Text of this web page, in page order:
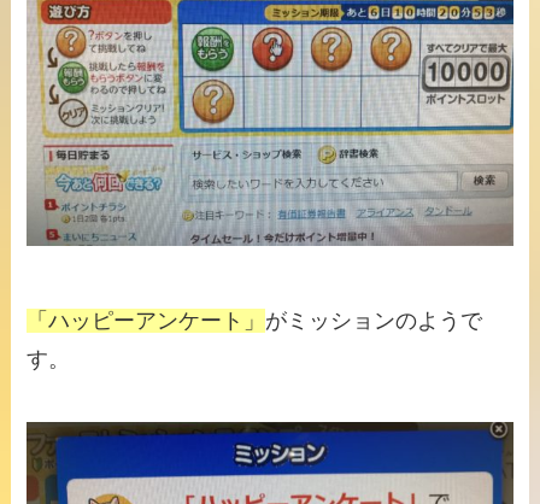
「ハッピーアンケート」 がミッションのようで
す。